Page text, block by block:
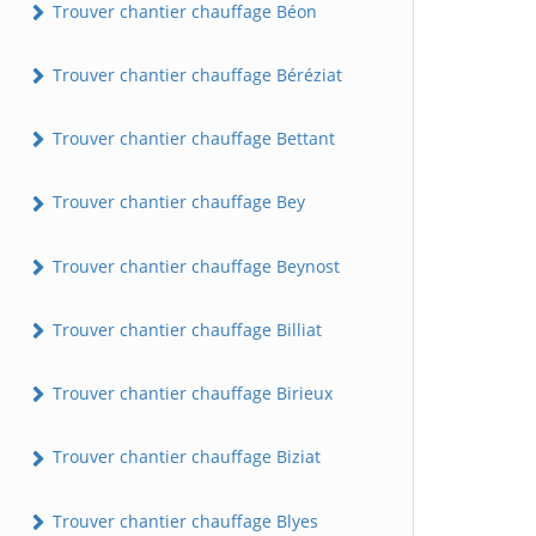
Trouver chantier chauffage Béon
Trouver chantier chauffage Béréziat
Trouver chantier chauffage Bettant
Trouver chantier chauffage Bey
Trouver chantier chauffage Beynost
Trouver chantier chauffage Billiat
Trouver chantier chauffage Birieux
Trouver chantier chauffage Biziat
Trouver chantier chauffage Blyes